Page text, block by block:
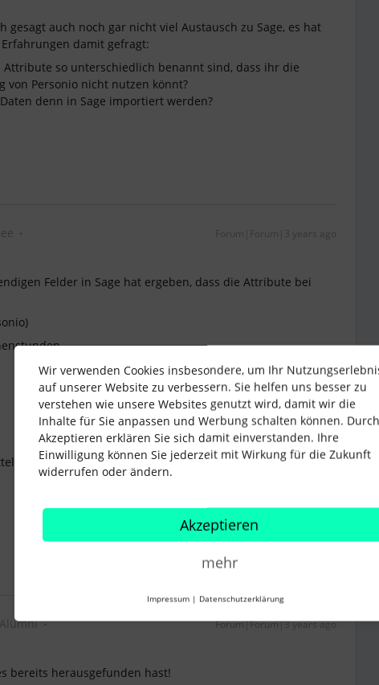
gesagt auch noch gar nicht viel Austausch zu Sage, es hat
damit gefragt:
Attribute so unterschiedlich benannt sind, dass ihr die
Personio nicht nutzen könnt?
denn in Sage importiert werden?
Forum|Forum|3 years ago
Felder in Sage hat ergeben, dass die Attribute bei
Excel Vorlage oder csv. Datei möglich.
Forum|Forum|3 years ago
bereits herausgefunden hast!
Wir verwenden Cookies insbesondere, um Ihr
auf unserer Website zu verbessern. Sie helfen uns besser zu
verstehen wie unsere Websites genutzt wird, damit wir die
Inhalte für Sie anpassen und Werbung schalten können. Durch
Akzeptieren erklären Sie sich damit einverstanden. Ihre
Einwilligung können Sie jederzeit mit Wirkung für die Zukunft
widerrufen oder ändern.
Akzeptieren
mehr
Impressum | Datenschutzerklärung